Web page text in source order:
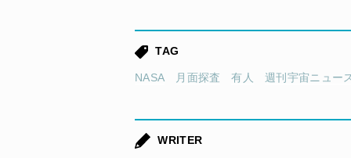
TAG
NASA 月面探査 有人 週刊宇宙ニュー
WRITER